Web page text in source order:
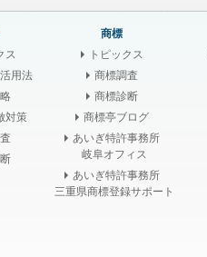
ス
用法
対策
商標
トピックス
商標調査
商標診断
商標亭ブログ
あいぎ特許事務所
岐阜オフィス
あいぎ特許事務所
三重県商標登録サポート